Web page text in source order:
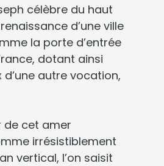
célèbre du haut
d’une ville
la porte d’entrée
dotant ainsi
d’une autre vocation,
de cet amer
irrésistiblement
vertical, l’on saisit